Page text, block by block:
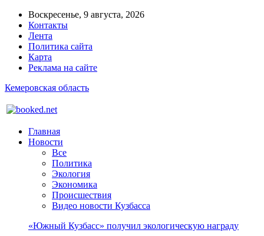
Воскресенье, 9 августа, 2026
Контакты
Лента
Политика сайта
Карта
Реклама на сайте
Кемеровская область
Главная
Новости
Все
Политика
Экология
Экономика
Происшествия
Видео новости Кузбасса
«Южный Кузбасс» получил экологическую награду